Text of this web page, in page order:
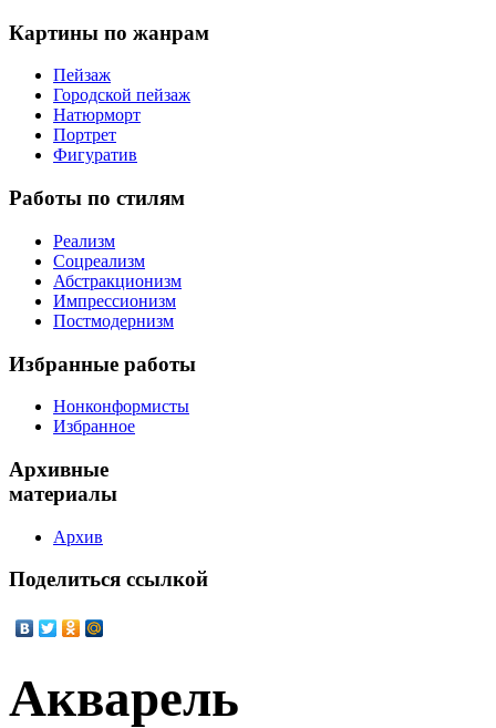
Картины по жанрам
Пейзаж
Городской пейзаж
Натюрморт
Портрет
Фигуратив
Работы по стилям
Реализм
Соцреализм
Абстракционизм
Импрессионизм
Постмодернизм
Избранные работы
Нонконформисты
Избранное
Архивные
материалы
Архив
Поделиться ссылкой
Акварель